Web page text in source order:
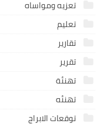
تعزيه ومواساه
تعليم
تقارير
تقرير
تهنئة
تهنئه
توقعات الابراج